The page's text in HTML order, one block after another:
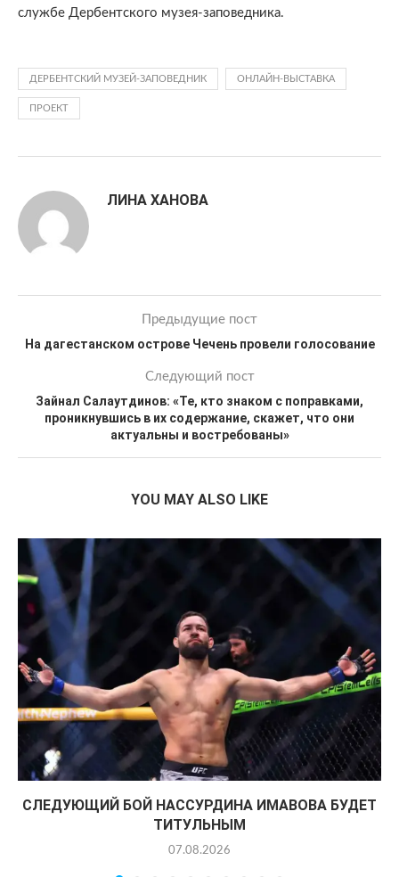
службе Дербентского музея-заповедника.
ДЕРБЕНТСКИЙ МУЗЕЙ-ЗАПОВЕДНИК ОНЛАЙН-ВЫСТАВКА
ПРОЕКТ
ЛИНА ХАНОВА
Предыдущие пост
На дагестанском острове Чечень провели голосование
Следующий пост
Зайнал Салаутдинов: «Те, кто знаком с поправками,
проникнувшись в их содержание, скажет, что они
актуальны и востребованы»
YOU MAY ALSO LIKE
СЛЕДУЮЩИЙ БОЙ НАССУРДИНА ИМАВОВА БУДЕТ
ТИТУЛЬНЫМ
07.08.2026